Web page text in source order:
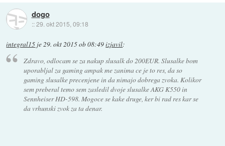
dogo
::29. okt 2015, 09:18
integral15 je 29. okt 2015 ob 08:49izjavil:
Zdravo, odlocam se za nakup slusalk do 200EUR. Slusalke bom
uporabljal za gaming ampak me zanima ce je to res, da so
gaming slusalke precenjene in da nimajo dobrega zvoka. Kolikor
sem preberal temo sem zasledil dvoje slusalke AKG K550 in
Sennheiser HD-598. Mogoce se kake druge, ker bi rad res kar se
da vrhunski zvok za ta denar.